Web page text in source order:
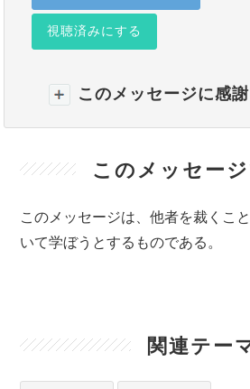
視聴済みにする
このメッセージに感
このメッセー
このメッセージは、他者を裁くこ
いて学ぼうとするものである。
関連テー